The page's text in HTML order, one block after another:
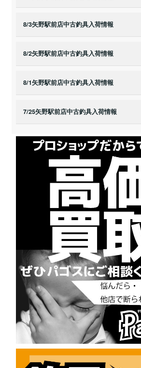
8/3矢野駅前店中古釣具入荷情報
8/2矢野駅前店中古釣具入荷情報
8/1矢野駅前店中古釣具入荷情報
7/25矢野駅前店中古釣具入荷情報